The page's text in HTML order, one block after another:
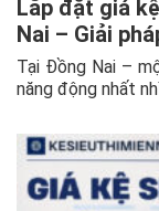
Lắp đặt giá
Nai – Giải
Tại Đồng Nai –
năng động nhất